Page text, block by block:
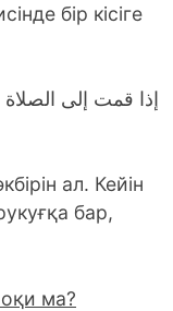
бір кісіге
إذا قمت إلى
ал. Кейін
бар,
оқи ма?